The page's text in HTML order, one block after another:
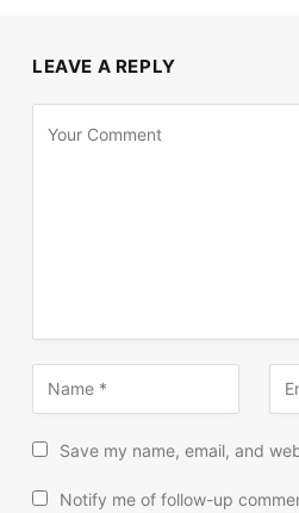
LEAVE A REPLY
Save my name, email, and
Notify me of follow-up